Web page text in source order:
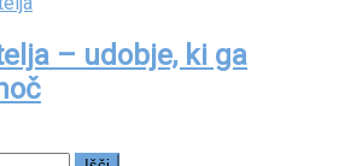
– udobje, ki ga